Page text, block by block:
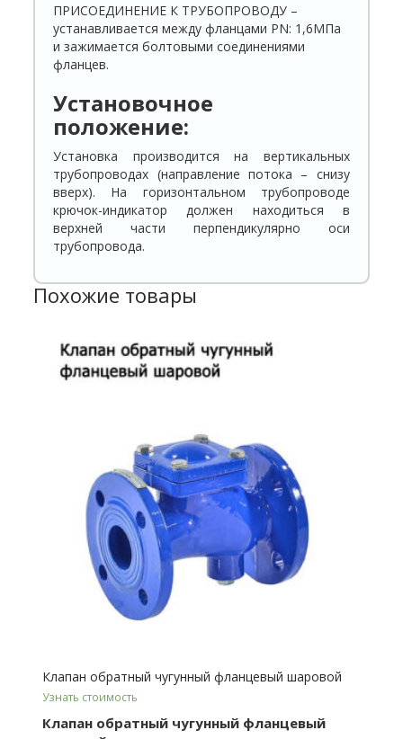
ПРИСОЕДИНЕНИЕ К ТРУБОПРОВОДУ –
устанавливается между фланцами РN: 1,6МПа
и зажимается болтовыми соединениями
фланцев.
Установочное
положение:
Установка производится на вертикальных
трубопроводах (направление потока – снизу
вверх). На горизонтальном трубопроводе
крючок-индикатор должен находиться в
верхней части перпендикулярно оси
трубопровода.
Похожие товары
Клапан обратный чугунный фланцевый шаровой
Узнать стоимость
Клапан обратный чугунный фланцевый